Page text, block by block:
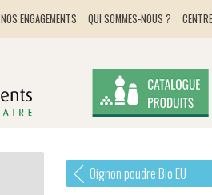
NOS ENGAGEMENTS QUI SOMMES-NOUS ?
Oignon poudre Bio EU